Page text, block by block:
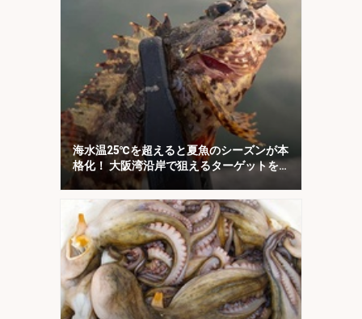
海水温25℃を超えると夏魚のシーズンが本
格化！ 大阪湾沿岸で狙えるターゲットを
紹介